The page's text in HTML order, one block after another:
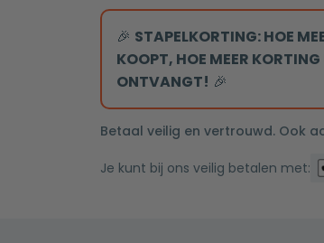
30x30cm
mat
goud
aantal
🎉 STAPELKORTING: HOE
KOOPT, HOE MEER KORTING
ONTVANGT! 🎉
Betaal veilig en vertrouwd. Ook
Je kunt bij ons veilig betalen met: